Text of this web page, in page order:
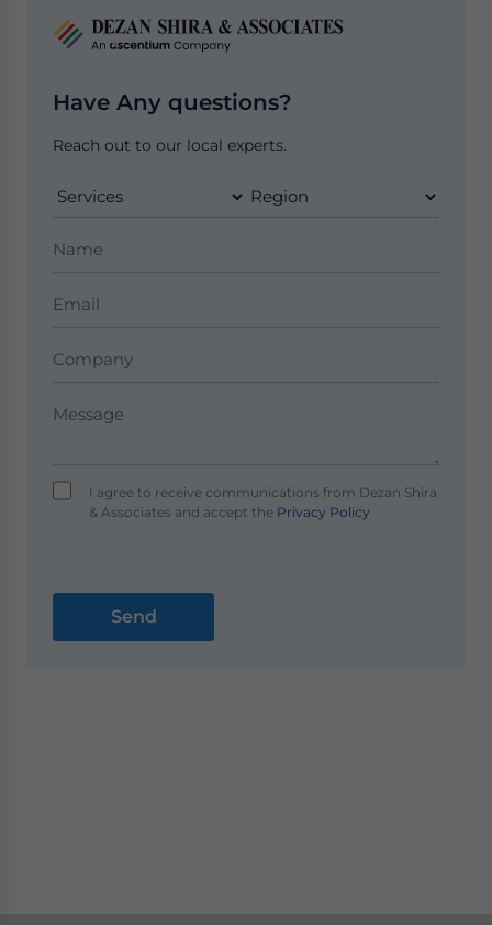
Have Any questions?
Reach out to our local experts.
I agree to receive communications from Dezan Shira
& Associates and accept thePrivacy Policy